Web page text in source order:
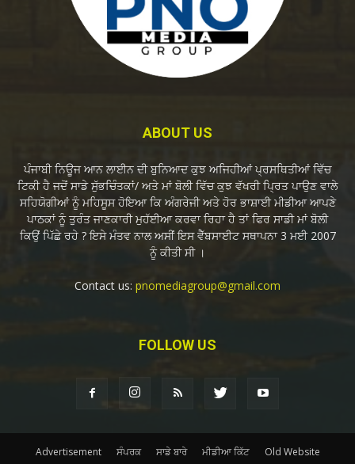
ABOUT US
ਪੰਜਾਬੀ ਨਿਊਜ ਆਨ ਲਾਈਨ ਦੀ ਬੁਨਿਆਦ ਕੁਝ ਅਜਿਹੀਆਂ ਪ੍ਰਸਥਿਤੀਆਂ ਵਿੱਚ
ਟਿਕੀ ਹੈ ਜਦੋਂ ਸਾਡੇ ਸੁੱਭਚਿੰਤਕਾਂ/ ਅਤੇ ਮਾਂ ਬੋਲੀ ਵਿੱਚ ਕੁਝ ਵੱਖਰੀ ਪ੍ਰਿਤ ਪਾਉਣ ਵਾਲੇ
ਸਹਿਯੋਗੀਆਂ ਨੂੰ ਮਹਿਸੂਸ ਹੋਇਆ ਕਿ ਅੰਗਰੇਜੀ ਅਤੇ ਹੋਰ ਭਾਸ਼ਾਈ ਮੀਡੀਆ ਆਪਣੇ
ਪਾਠਕਾਂ ਨੂੰ ਤੁਰੰਤ ਜਾਣਕਾਰੀ ਮੁਹੱਈਆ ਕਰਵਾ ਰਿਹਾ ਹੈ ਤਾਂ ਫਿਰ ਸਾਡੀ ਮਾਂ ਬੋਲੀ
ਕਿਉਂ ਪਿੱਛੇ ਰਹੇ ? ਇਸੇ ਮੰਤਵ ਨਾਲ ਅਸੀਂ ਇਸ ਵੈੱਬਸਾਈਟ ਸਥਾਪਨਾ 3 ਮਈ 2007
ਨੂੰ ਕੀਤੀ ਸੀ ।
Contact us: pnomediagroup@gmail.com
FOLLOW US
Advertisement ਸੰਪਰਕ ਸਾਡੇ ਬਾਰੇ ਮੀਡੀਆ ਕਿੱਟ Old Website